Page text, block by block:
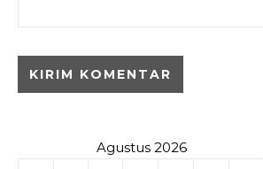
Agustus 2026